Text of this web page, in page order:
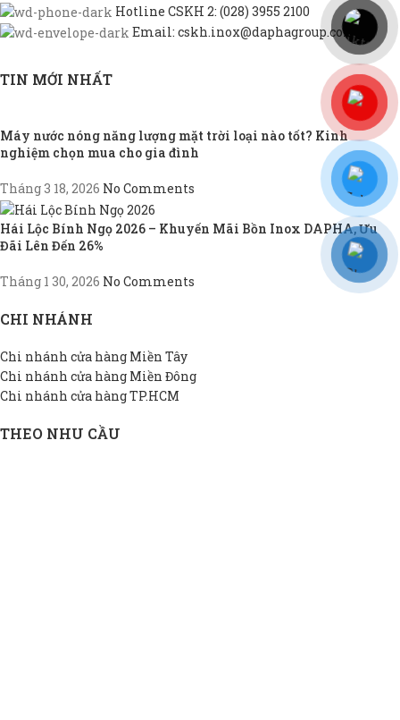
Hotline CSKH 2: (028) 3955 2100
Email: cskh.inox@daphagroup.com
TIN MỚI NHẤT
Máy nước nóng năng lượng mặt trời loại nào tốt? Kinh
nghiệm chọn mua cho gia đình
Tháng 3 18, 2026 No Comments
Hái Lộc Bính Ngọ 2026 – Khuyến Mãi Bồn Inox DAPHA, Ưu
Đãi Lên Đến 26%
Tháng 1 30, 2026 No Comments
CHI NHÁNH
Chi nhánh cửa hàng Miền Tây
Chi nhánh cửa hàng Miền Đông
Chi nhánh cửa hàng TP.HCM
THEO NHU CẦU